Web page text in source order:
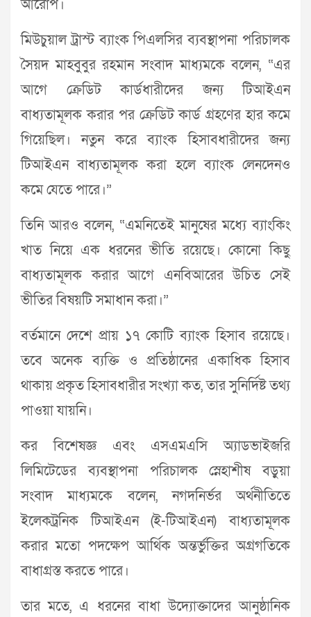
আরোপ।
মিউচুয়াল ট্রাস্ট ব্যাংক পিএলসির ব্যবস্থাপনা পরিচালক
সৈয়দ মাহবুবুর রহমান সংবাদ মাধ্যমকে বলেন, “এর
আগে ক্রেডিট কার্ডধারীদের জন্য টিআইএন
বাধ্যতামূলক করার পর ক্রেডিট কার্ড গ্রহণের হার কমে
গিয়েছিল। নতুন করে ব্যাংক হিসাবধারীদের জন্য
টিআইএন বাধ্যতামূলক করা হলে ব্যাংক লেনদেনও
কমে যেতে পারে।”
তিনি আরও বলেন, “এমনিতেই মানুষের মধ্যে ব্যাংকিং
খাত নিয়ে এক ধরনের ভীতি রয়েছে। কোনো কিছু
বাধ্যতামূলক করার আগে এনবিআরের উচিত সেই
ভীতির বিষয়টি সমাধান করা।”
বর্তমানে দেশে প্রায় ১৭ কোটি ব্যাংক হিসাব রয়েছে।
তবে অনেক ব্যক্তি ও প্রতিষ্ঠানের একাধিক হিসাব
থাকায় প্রকৃত হিসাবধারীর সংখ্যা কত, তার সুনির্দিষ্ট তথ্য
পাওয়া যায়নি।
কর বিশেষজ্ঞ এবং এসএমএসি অ্যাডভাইজরি
লিমিটেডের ব্যবস্থাপনা পরিচালক স্নেহাশীষ বড়ুয়া
সংবাদ মাধ্যমকে বলেন, নগদনির্ভর অর্থনীতিতে
ইলেকট্রনিক টিআইএন (ই-টিআইএন) বাধ্যতামূলক
করার মতো পদক্ষেপ আর্থিক অন্তর্ভুক্তির অগ্রগতিকে
বাধাগ্রস্ত করতে পারে।
তার মতে, এ ধরনের বাধা উদ্যোক্তাদের আনুষ্ঠানিক